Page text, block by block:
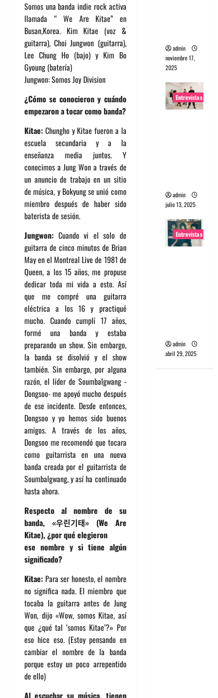
Somos una banda indie rock activa
llamada “ We Are Kitae” en
Busan,Korea. Kim Kitae (voz &
guitarra), Choi Jungwon (guitarra),
Lee Chung Ho (bajo) y Kim Bo
Gyoung (batería)
Jungwon: Somos Joy Division
¿Cómo se conocieron y cuándo
empezaron a tocar como banda?
Kitae: Chungho y Kitae fueron a la
escuela secundaria y a la
enseñanza media juntos. Y
conocimos a Jung Won a través de
un anuncio de trabajo en un sitio
de música, y Bokyung se unió como
miembro después de haber sido
baterista de sesión.
Jungwon: Cuando vi el solo de
guitarra de cinco minutos de Brian
May en el Montreal Live de 1981 de
Queen, a los 15 años, me propuse
dedicar toda mi vida a esto. Así
que me compré una guitarra
eléctrica a los 16 y practiqué
mucho. Cuando cumplí 17 años,
formé una banda y estaba
preparando un show. Sin embargo,
la banda se disolvió y el show
también. Sin embargo, por alguna
razón, el líder de Soumbalgwang -
Dongsoo- me apoyó mucho después
de ese incidente. Desde entonces,
Dongsoo y yo hemos sido buenos
amigos. A través de los años,
Dongsoo me recomendó que tocara
como guitarrista en una nueva
banda creada por el guitarrista de
Soumbalgwang, y así ha continuado
hasta ahora.
Respecto al nombre de su
banda, «우린기태» (We Are
Kitae), ¿por qué elegieron
ese nombre y si tiene algún
significado?
Kitae: Para ser honesto, el nombre
no significa nada. El miembro que
tocaba la guitarra antes de Jung
Won, dijo «Wow, somos Kitae, así
que ¿qué tal ‘somos Kitae’?» Por
eso hice eso. (Estoy pensando en
cambiar el nombre de la banda
porque estoy un poco arrepentido
de ello)
admin
noviembre 17,
2025
Entrevistas
admin
julio 13, 2025
Entrevistas
admin
abril 29, 2025